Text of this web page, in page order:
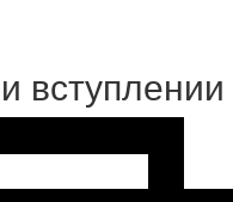
вступлении